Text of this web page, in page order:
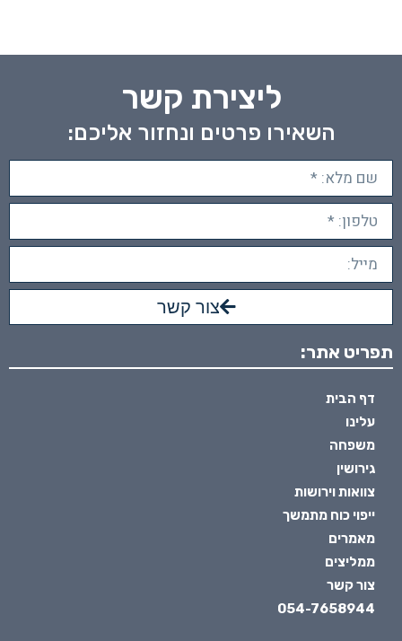
ליצירת קשר
השאירו פרטים ונחזור אליכם:
צור קשר
תפריט אתר:
דף הבית
עלינו
משפחה
גירושין
צוואות וירושות
ייפוי כוח מתמשך
מאמרים
ממליצים
צור קשר
054-7658944